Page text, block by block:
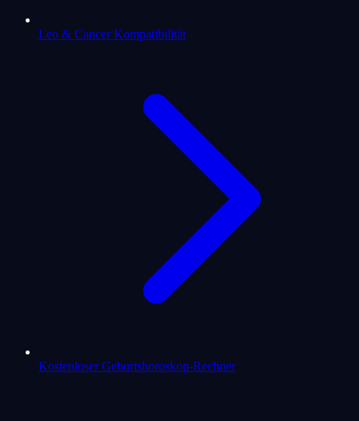
Leo & Cancer Kompatibilität
Kostenloser Geburtshoroskop-Rechner